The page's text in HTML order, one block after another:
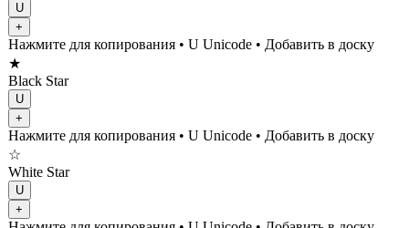
U
+
Нажмите для копирования • U Unicode • Добавить в доску
★
Black Star
U
+
Нажмите для копирования • U Unicode • Добавить в доску
☆
White Star
U
+